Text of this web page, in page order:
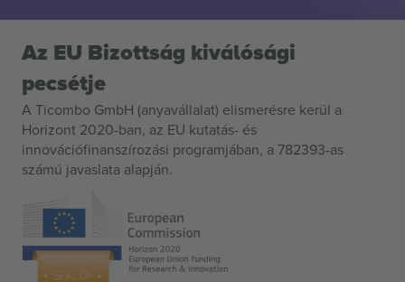
Az EU Bizottság kiválósági
pecsétje
A Ticombo GmbH (anyavállalat) elismerésre kerül a
Horizont 2020-ban, az EU kutatás- és
innovációfinanszírozási programjában, a 782393-as
számú javaslata alapján.